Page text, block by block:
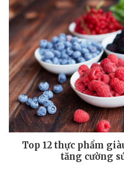
Top 12 thực phẩm
tăng cường